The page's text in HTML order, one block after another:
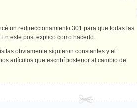
un redireccionamiento 301 para que todas las
este postexplico como hacerlo.
obviamente siguieron constantes y el
artículos que escribí posterior al cambio de